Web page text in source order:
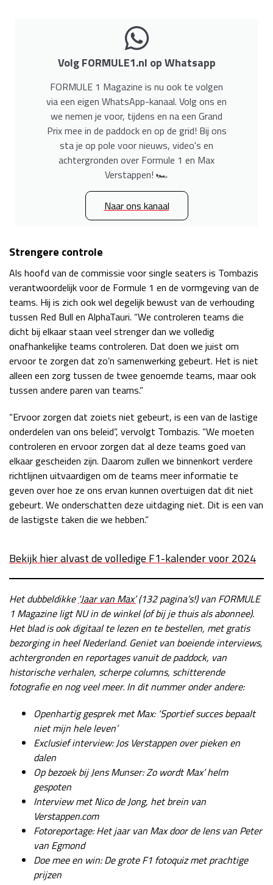
Volg FORMULE1.nl op Whatsapp
FORMULE 1 Magazine is nu ook te volgen
via een eigen WhatsApp-kanaal. Volg ons en
we nemen je voor, tijdens en na een Grand
Prix mee in de paddock en op de grid! Bij ons
sta je op pole voor nieuws, video's en
achtergronden over Formule 1 en Max
Verstappen! 🏎️
Naar ons kanaal
Strengere controle
Als hoofd van de commissie voor single seaters is Tombazis
verantwoordelijk voor de Formule 1 en de vormgeving van de
teams. Hij is zich ook wel degelijk bewust van de verhouding
tussen Red Bull en AlphaTauri. “We controleren teams die
dicht bij elkaar staan veel strenger dan we volledig
onafhankelijke teams controleren. Dat doen we juist om
ervoor te zorgen dat zo’n samenwerking gebeurt. Het is niet
alleen een zorg tussen de twee genoemde teams, maar ook
tussen andere paren van teams.”
“Ervoor zorgen dat zoiets niet gebeurt, is een van de lastige
onderdelen van ons beleid”, vervolgt Tombazis. “We moeten
controleren en ervoor zorgen dat al deze teams goed van
elkaar gescheiden zijn. Daarom zullen we binnenkort verdere
richtlijnen uitvaardigen om de teams meer informatie te
geven over hoe ze ons ervan kunnen overtuigen dat dit niet
gebeurt. We onderschatten deze uitdaging niet. Dit is een van
de lastigste taken die we hebben.”
Bekijk hier alvast de volledige F1-kalender voor 2024
Het dubbeldikke ‘Jaar van Max’(132 pagina’s!) van FORMULE
1 Magazine ligt NU in de winkel (of bij je thuis als abonnee).
Het blad is ook digitaal te lezen en te bestellen, met gratis
bezorging in heel Nederland. Geniet van boeiende interviews,
achtergronden en reportages vanuit de paddock, van
historische verhalen, scherpe columns, schitterende
fotografie en nog veel meer. In dit nummer onder andere:
Openhartig gesprek met Max: ‘Sportief succes bepaalt
niet mijn hele leven’
Exclusief interview: Jos Verstappen over pieken en
dalen
Op bezoek bij Jens Munser: Zo wordt Max’ helm
gespoten
Interview met Nico de Jong, het brein van
Verstappen.com
Fotoreportage: Het jaar van Max door de lens van Peter
van Egmond
Doe mee en win: De grote F1 fotoquiz met prachtige
prijzen